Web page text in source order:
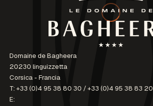
Domaine de Bagheera
20230 linguizzetta
Corsica - Francia
T:+33 (0)4 95 38 80 30 /+33 (0)4 95 38 83 20
E: